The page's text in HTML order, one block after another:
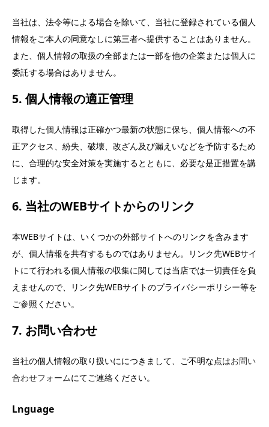
当社は、法令等による場合を除いて、当社に登録されている個人
情報をご本人の同意なしに第三者へ提供することはありません。
また、個人情報の取扱の全部または一部を他の企業または個人に
委託する場合はありません。
5. 個人情報の適正管理
取得した個人情報は正確かつ最新の状態に保ち、個人情報への不
正アクセス、紛失、破壊、改ざん及び漏えいなどを予防するため
に、合理的な安全対策を実施するとともに、必要な是正措置を講
じます。
6. 当社のWEBサイトからのリンク
本WEBサイトは、いくつかの外部サイトへのリンクを含みます
が、個人情報を共有するものではありません。リンク先WEBサイ
トにて行われる個人情報の収集に関しては当店では一切責任を負
えませんので、リンク先WEBサイトのプライバシーポリシー等を
ご参照ください。
7. お問い合わせ
当社の個人情報の取り扱いににつきまして、ご不明な点はお問い
合わせフォームにてご連絡ください。
Lnguage